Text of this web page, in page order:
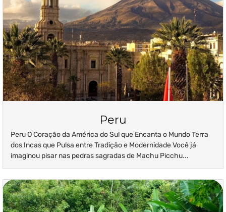
Peru
Peru O Coração da América do Sul que Encanta o Mundo Terra
dos Incas que Pulsa entre Tradição e Modernidade Você já
imaginou pisar nas pedras sagradas de Machu Picchu...